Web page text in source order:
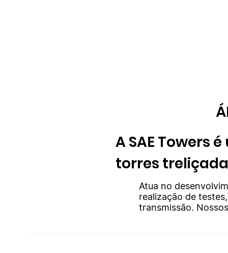
A SAE Towers
torres
Atua no
realização de
transmissão.